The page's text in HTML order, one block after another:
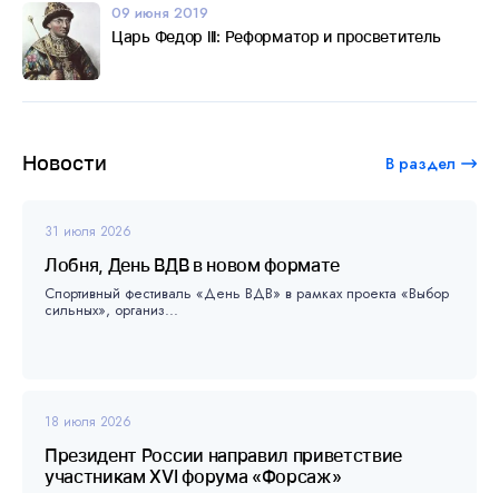
Новости В раздел
31 июля 2026
Лобня, День ВДВ в новом формате
Спортивный фестиваль «День ВДВ» в рамках проекта «Выбор
сильных», организ...
18 июля 2026
Президент России направил приветствие
участникам XVI форума «Форсаж»
09 июня 2019
Царь Федор lll: Реформатор и просветитель